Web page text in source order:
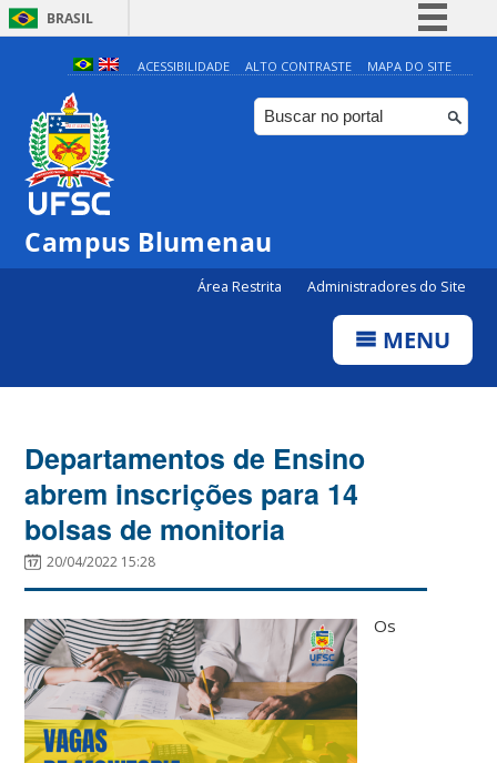
BRASIL
Simplifique!
Comunica BR
Participe
ACESSIBILIDADE ALTO CONTRASTE MAPA DO SITE
Campus Blumenau
Área Restrita Administradores do Site
MENU
Departamentos de Ensino
abrem inscrições para 14
bolsas de monitoria
20/04/2022 15:28
Os